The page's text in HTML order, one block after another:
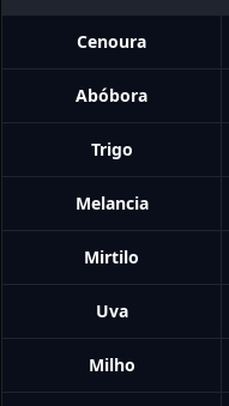
Cenoura
Abóbora
Trigo
Melancia
Mirtilo
Uva
Milho